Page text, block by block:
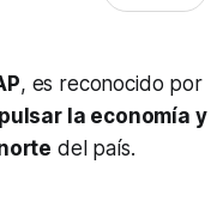
, es reconocido por
la economía y
del país.